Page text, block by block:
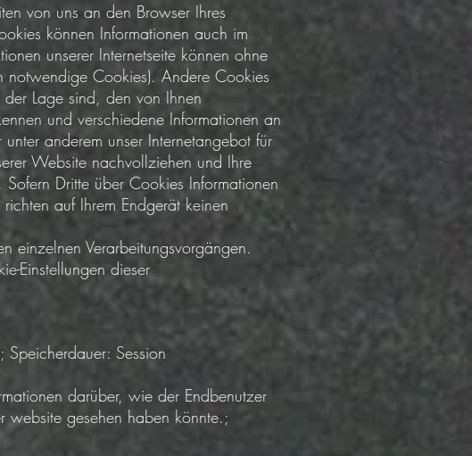
von uns an den Browser Ihres
können Informationen auch im
unserer Internetseite können ohne
Cookies). Andere Cookies
Lage sind, den von Ihnen
und verschiedene Informationen an
anderem unser Internetangebot für
Website nachvollziehen und Ihre
Dritte über Cookies Informationen
auf Ihrem Endgerät keinen
einzelnen Verarbeitungsvorgängen.
Einstellungen dieser
Session
darüber, wie der Endbenutzer
gesehen haben könnte.;